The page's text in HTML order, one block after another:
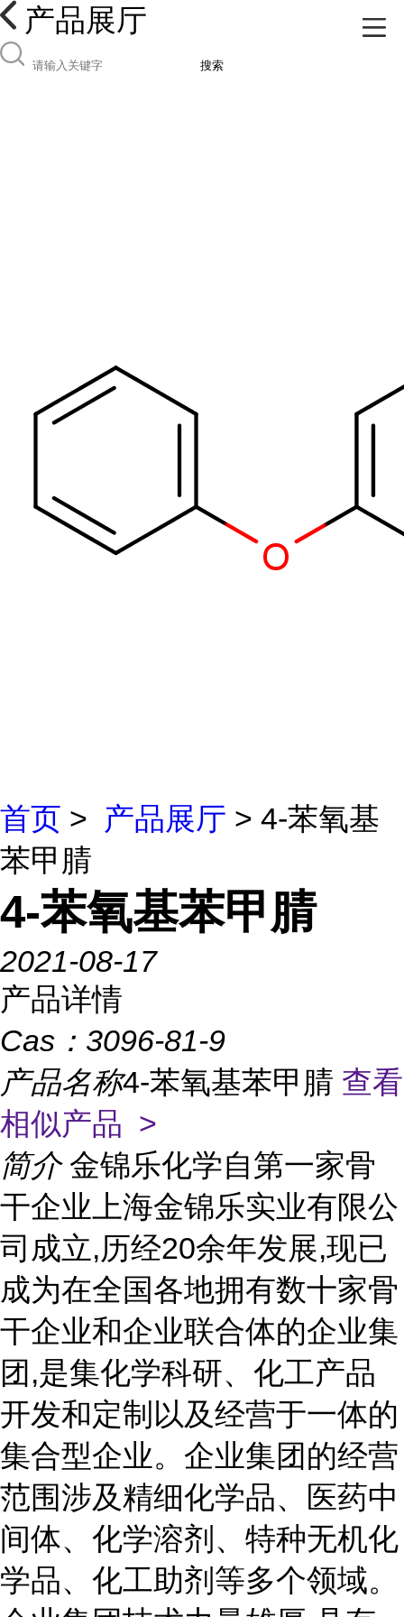
产品展厅
搜索
首页 > 产品展厅 > 4-苯氧基
苯甲腈
4-苯氧基苯甲腈
2021-08-17
产品详情
Cas： 3096-81-9
产品名称4-苯氧基苯甲腈 查看
相似产品 >
简介 金锦乐化学自第一家骨
干企业上海金锦乐实业有限公
司成立,历经20余年发展,现已
成为在全国各地拥有数十家骨
干企业和企业联合体的企业集
团,是集化学科研、化工产品
开发和定制以及经营于一体的
集合型企业。企业集团的经营
范围涉及精细化学品、医药中
间体、化学溶剂、特种无机化
学品、化工助剂等多个领域。